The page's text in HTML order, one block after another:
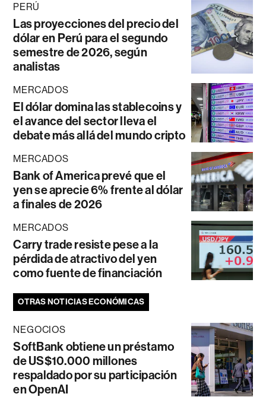
PERÚ
Las proyecciones del precio del
dólar en Perú para el segundo
semestre de 2026, según
analistas
MERCADOS
El dólar domina las stablecoins y
el avance del sector lleva el
debate más allá del mundo cripto
MERCADOS
Bank of America prevé que el
yen se aprecie 6% frente al dólar
a finales de 2026
MERCADOS
Carry trade resiste pese a la
pérdida de atractivo del yen
como fuente de financiación
OTRAS NOTICIAS ECONÓMICAS
NEGOCIOS
SoftBank obtiene un préstamo
de US$10.000 millones
respaldado por su participación
en OpenAI